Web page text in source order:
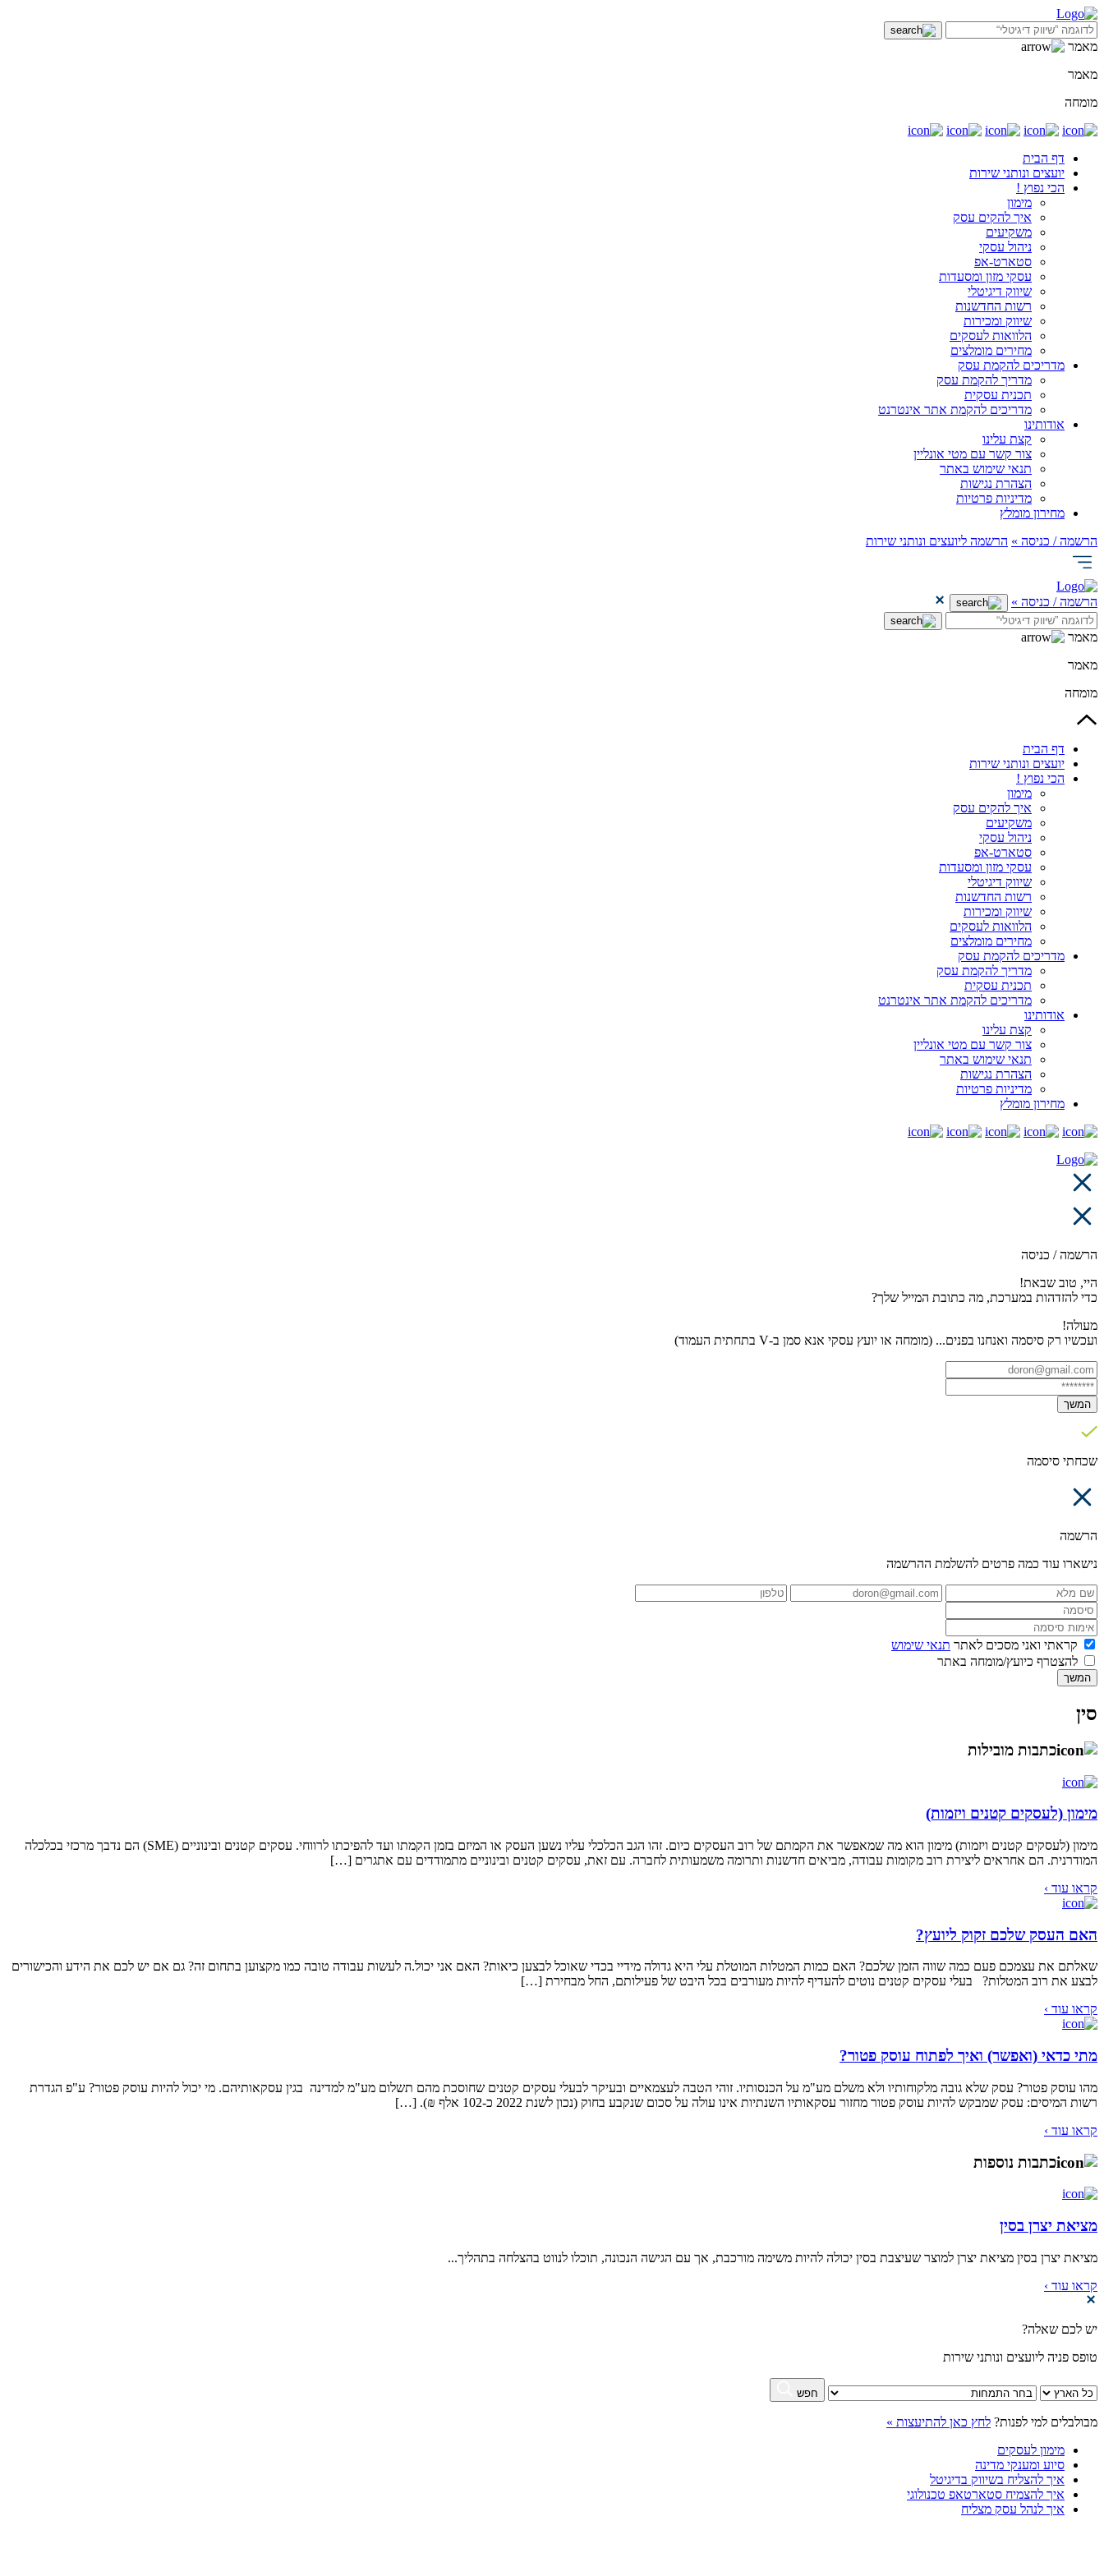
מאמר
מאמר
מומחה
דף הבית
יועצים ונותני שירות
הכי נפוץ !
מימון
איך להקים עסק
משקיעים
ניהול עסקי
סטארט-אפ
עסקי מזון ומסעדות
שיווק דיגיטלי
רשות החדשנות
שיווק ומכירות
הלוואות לעסקים
מחירים מומלצים
מדריכים להקמת עסק
מדריך להקמת עסק
תכנית עסקית
מדריכים להקמת אתר אינטרנט
אודותינו
קצת עלינו
צור קשר עם מטי אונליין
תנאי שימוש באתר
הצהרת נגישות
מדיניות פרטיות
מחירון מומלץ
הרשמה / כניסה » הרשמה ליועצים ונותני שירות
הרשמה / כניסה »
מאמר
מאמר
מומחה
דף הבית
יועצים ונותני שירות
הכי נפוץ !
מימון
איך להקים עסק
משקיעים
ניהול עסקי
סטארט-אפ
עסקי מזון ומסעדות
שיווק דיגיטלי
רשות החדשנות
שיווק ומכירות
הלוואות לעסקים
מחירים מומלצים
מדריכים להקמת עסק
מדריך להקמת עסק
תכנית עסקית
מדריכים להקמת אתר אינטרנט
אודותינו
קצת עלינו
צור קשר עם מטי אונליין
תנאי שימוש באתר
הצהרת נגישות
מדיניות פרטיות
מחירון מומלץ
הרשמה / כניסה
היי, טוב שבאת!
כדי להזדהות במערכת, מה כתובת המייל שלך?
מעולה!
ועכשיו רק סיסמה ואנחנו בפנים... (מומחה או יועץ עסקי אנא סמן ב-V בתחתית העמוד)
המשך
שכחתי סיסמה
הרשמה
נישארו עוד כמה פרטים להשלמת ההרשמה
קראתי ואני מסכים לאתר תנאי שימוש
להצטרף כיועץ/מומחה באתר
המשך
סין
כתבות מובילות
מימון (לעסקים קטנים ויזמות)
מימון (לעסקים קטנים ויזמות) מימון הוא מה שמאפשר את הקמתם של רוב העסקים כיום. זהו הגב הכלכלי עליו נשען העסק או המיזם בזמן הקמתו ועד להפיכתו לרווחי. עסקים קטנים ובינוניים (SME) הם נדבך מרכזי בכלכלה
המודרנית. הם אחראים ליצירת רוב מקומות עבודה, מביאים חדשנות ותרומה משמעותית לחברה. עם זאת, עסקים קטנים ובינוניים מתמודדים עם אתגרים […]
קראו עוד ›
האם העסק שלכם זקוק ליועץ?
שאלתם את עצמכם פעם כמה שווה הזמן שלכם? האם כמות המטלות המוטלת עלי היא גדולה מידיי בכדי שאוכל לבצען כיאות? האם אני יכול.ה לעשות עבודה טובה כמו מקצוען בתחום זה? גם אם יש לכם את הידע והכישורים
לבצע את רוב המטלות? בעלי עסקים קטנים נוטים להעדיף להיות מעורבים בכל היבט של פעילותם, החל מבחירת […]
קראו עוד ›
מתי כדאי (ואפשר) ואיך לפתוח עוסק פטור?
מהו עוסק פטור? עסק שלא גובה מלקוחותיו ולא משלם מע"מ על הכנסותיו. זוהי הטבה לעצמאיים ובעיקר לבעלי עסקים קטנים שחוסכת מהם תשלום מע"מ למדינה בגין עסקאותיהם. מי יכול להיות עוסק פטור? ע"פ הגדרת
רשות המיסים: עסק שמבקש להיות עוסק פטור מחזור עסקאותיו השנתיות אינו עולה על סכום שנקבע בחוק (נכון לשנת 2022 כ-102 אלף ₪). […]
קראו עוד ›
כתבות נוספות
מציאת יצרן בסין
מציאת יצרן בסין מציאת יצרן למוצר שעיצבת בסין יכולה להיות משימה מורכבת, אך עם הגישה הנכונה, תוכלו לנווט בהצלחה בתהליך...
קראו עוד ›
יש לכם שאלה?
טופס פניה ליועצים ונותני שירות
חפש
מבולבלים למי לפנות? לחץ כאן להתיעצות »
מימון לעסקים
סיוע ומענקי מדינה
איך להצליח בשיווק בדיגיטל
איך להצמיח סטארטאפ טכנולוגי
איך לנהל עסק מצליח